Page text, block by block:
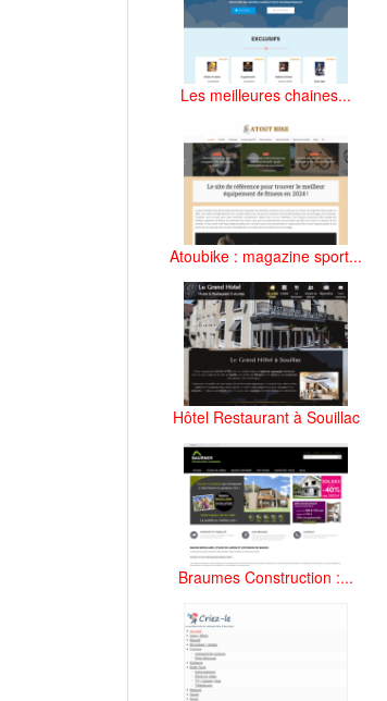
Les meilleures chaines...
Atoubike : magazine sport...
Hôtel Restaurant à Souillac
Braumes Construction :...